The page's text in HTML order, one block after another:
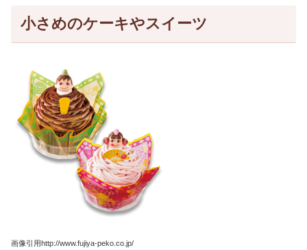
小さめのケーキやスイーツ
画像引用http://www.fujiya-peko.co.jp/